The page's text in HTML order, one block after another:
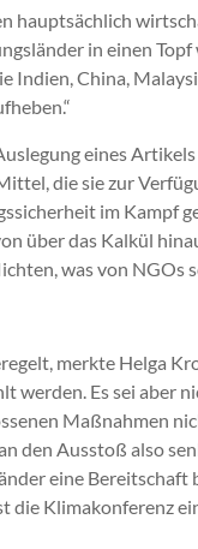
hauptsächlich
in einen Topf
China,
eines
die sie zur
im Kampf
über das Kalkül
was von NGOs
merkte Helga
werden. Es sei aber
Maßnahmen
den Ausstoß also
eine Bereitschaft
Klimakonferenz